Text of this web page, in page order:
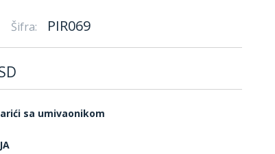
Šifra: PIR069
sa umivaonikom